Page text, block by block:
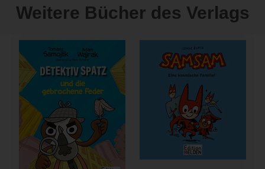
Weitere Bücher des Verlags